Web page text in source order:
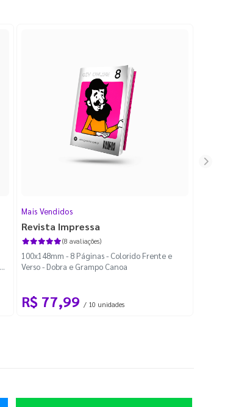
Mais Vendidos
Revista Impressa
(8 avaliações)
100x148mm - 8 Páginas - Colorido Frente e
Verso - Dobra e Grampo Canoa
R$ 77,99 / 10 unidades